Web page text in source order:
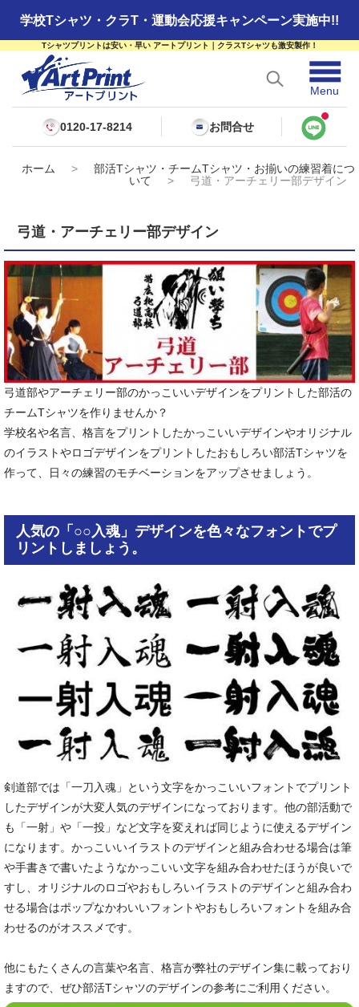
学校Tシャツ・クラT・運動会応援キャンペーン実施中!!
Tシャツプリントは安い・早い アートプリント｜クラスTシャツも激安製作！
☰
Menu
0120-17-8214 お問合せ
ホーム >
部活Tシャツ・チームTシャツ・お揃いの練習着につ
いて
> 弓道・アーチェリー部デザイン
弓道・アーチェリー部デザイン
弓道部やアーチェリー部のかっこいいデザインをプリントした部活の
チームTシャツを作りませんか？
学校名や名言、格言をプリントしたかっこいいデザインやオリジナル
のイラストやロゴデザインをプリントしたおもしろい部活Tシャツを
作って、日々の練習のモチベーションをアップさせましょう。
人気の「○○入魂」デザインを色々なフォントでプ
リントしましょう。
剣道部では「一刀入魂」という文字をかっこいいフォントでプリント
したデザインが大変人気のデザインになっております。他の部活動で
も「一射」や「一投」など文字を変えれば同じように使えるデザイン
になります。かっこいいイラストのデザインと組み合わせる場合は筆
や手書きで書いたようなかっこいい文字を組み合わせたほうが良いで
すし、オリジナルのロゴやおもしろいイラストのデザインと組み合わ
せる場合はポップなかわいいフォントやおもしろいフォントを組み合
わせるのがオススメです。
他にもたくさんの言葉や名言、格言が弊社のデザイン集に載っており
ますので、ぜひ部活Tシャツのデザインの参考にご利用ください。